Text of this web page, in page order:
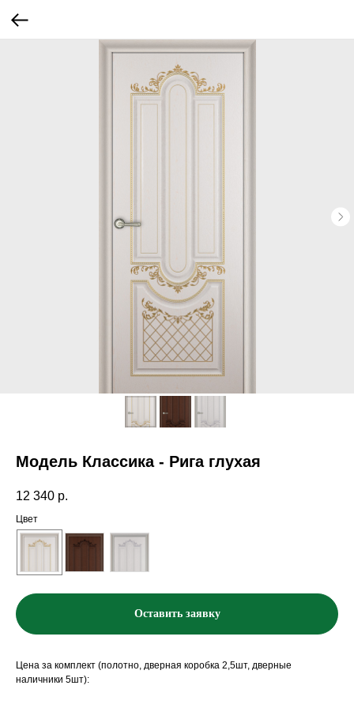
Модель Классика - Рига глухая
12 340 р.
Цвет
Оставить заявку
Цена за комплект (полотно, дверная коробка 2,5шт, дверные
наличники 5шт):